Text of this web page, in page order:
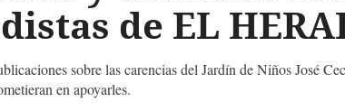
de EL
sobre las carencias del Jardín de Niños José
en apoyarles.